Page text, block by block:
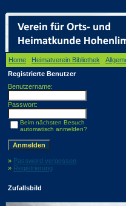
Home Heimatverein Bibliothek
Registrierte Benutzer
Benutzername:
Passwort:
Beim nächsten Besuch
automatisch anmelden?
» Password vergessen
» Registrierung
Zufallsbild